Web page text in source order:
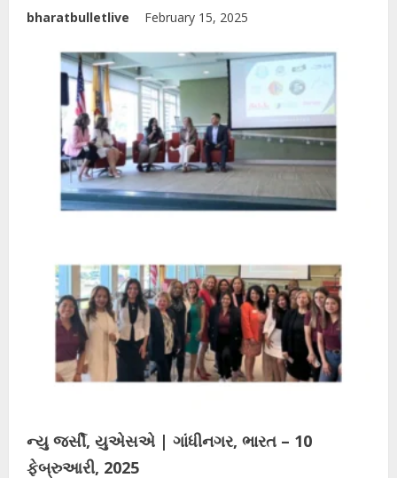
bharatbulletlive February 15, 2025
ન્યુ જર્સી, યુએસએ | ગાંધીનગર, ભારત – 10
ફેબ્રુઆરી, 2025